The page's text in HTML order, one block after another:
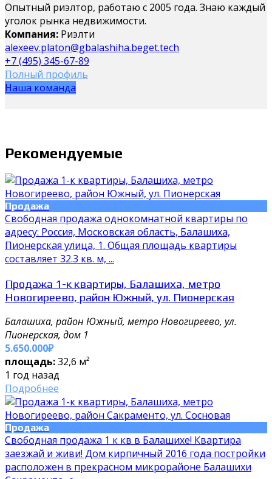
Опытный риэлтор, работаю с 2005 года. Знаю каждый
уголок рынка недвижимости.
Компания: Риэлти
alexeev.platon@gbalashiha.beget.tech
+7 (495) 345-67-89
Полный профиль
Наша команда
Рекомендуемые
Продажа
Свободная продажа однокомнатной квартиры по
адресу: Россия, Московская область, Балашиха,
Пионерская улица, 1. Общая площадь квартиры
составляет 32.3 кв. м, ...
Продажа 1-к квартиры, Балашиха, метро
Новогиреево, район Южный, ул. Пионерская
Балашиха, район Южный, метро Новогиреево, ул.
Пионерская, дом 1
5.650.000₽
площадь:32,6 м²
1 год назад
Подробнее
Продажа
Свободная продажа 1 к кв в Балашихе! Квартира
заезжай и живи! Дом кирпичный 2016 года постройки
расположен в прекрасном микрорайоне Балашихи